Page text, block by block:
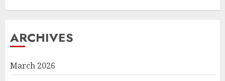
ARCHIVES
March 2026